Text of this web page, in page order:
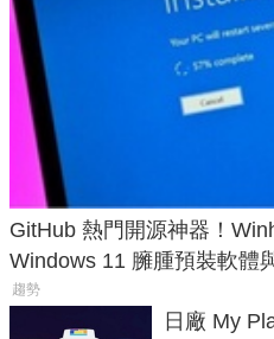
GitHub 熱門開源神器！
Windows 11 臃腫預裝軟體
趨勢
日廠 My